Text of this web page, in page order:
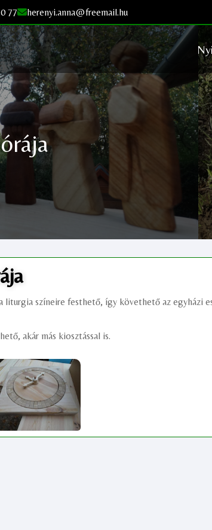
77 herenyi.anna@freemail.hu
liturgia színeire festhető, így követhető az egyházi
akár más kiosztással is.